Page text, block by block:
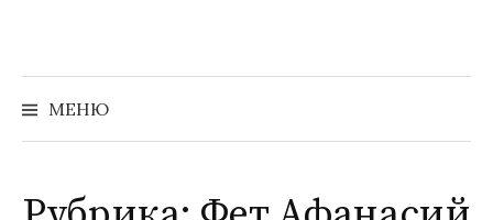
содержимому
МЕНЮ
Найти: